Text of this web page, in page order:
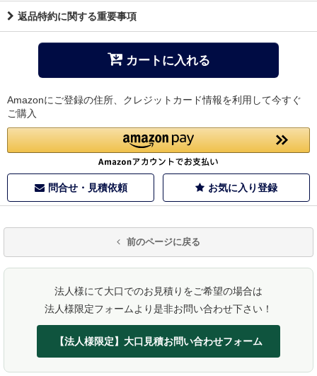
返品特約に関する重要事項
カートに入れる
Amazonにご登録の住所、クレジットカード情報を利用して今すぐ
ご購入
問合せ・見積依頼 お気に入り登録
前のページに戻る
法人様にて大口でのお見積りをご希望の場合は
法人様限定フォームより是非お問い合わせ下さい！
【法人様限定】大口見積お問い合わせフォーム